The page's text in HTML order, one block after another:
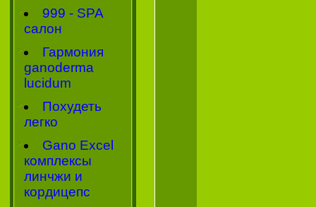
999 - SPA
салон
Гармония
ganoderma
lucidum
Похудеть
легко
Gano Excel
комплексы
линчжи и
кордицепс